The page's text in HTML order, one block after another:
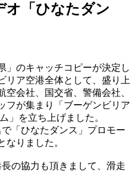
オ「ひなたダン
」のキャッチコピーが決定し
リア空港全体として、盛り上
会社、国交省、警備会社、
フが集まり「ブーゲンビリア
」を立ち上げました。
「ひなたダンス」プロモー
なりました。
の協力も頂きまして、滑走